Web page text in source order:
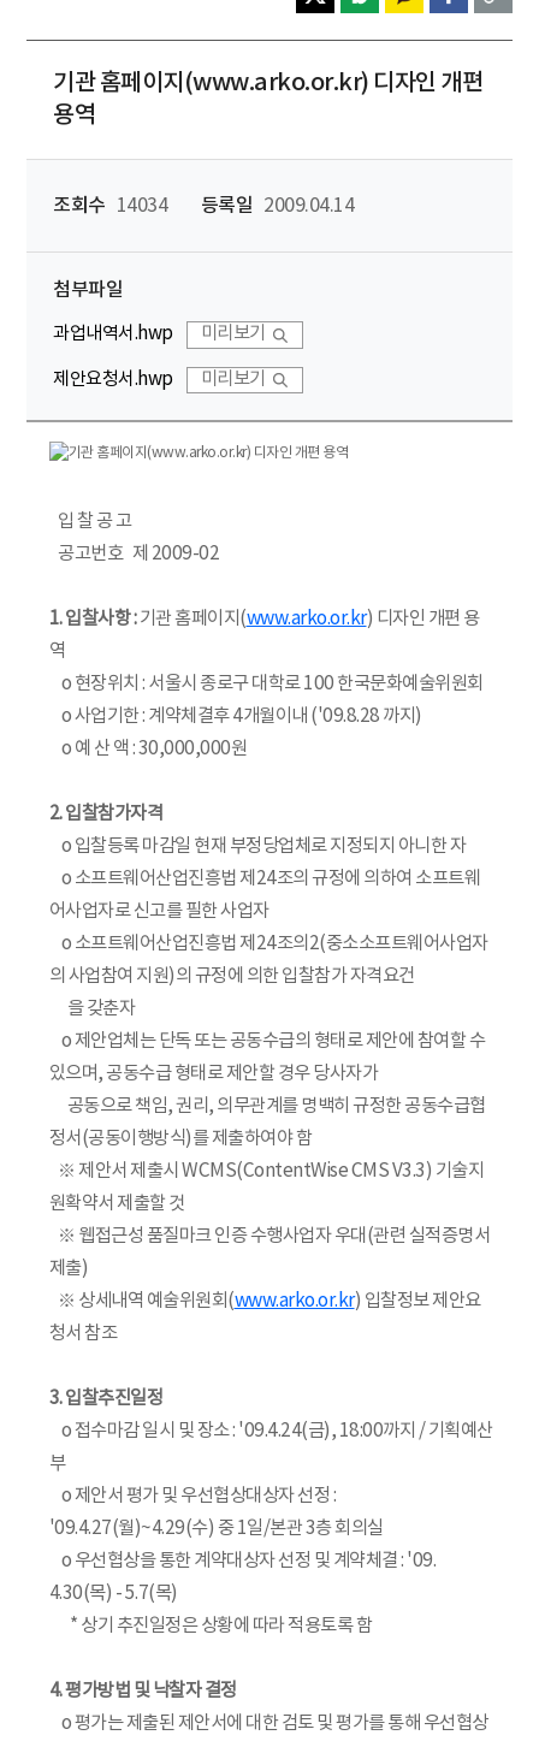
기관 홈페이지(www.arko.or.kr) 디자인 개편
용역
조회수 14034 등록일 2009.04.14
첨부파일
과업내역서.hwp 미리보기
제안요청서.hwp 미리보기
입 찰 공 고
공고번호 제 2009-02
1. 입찰사항 :기관 홈페이지(www.arko.or.kr) 디자인 개편 용
역
o 현장위치 : 서울시 종로구 대학로 100 한국문화예술위원회
o 사업기한 : 계약체결후 4개월이내 ('09.8.28 까지)
o 예 산 액 : 30,000,000원
2. 입찰참가자격
o 입찰등록 마감일 현재 부정당업체로 지정되지 아니한 자
o 소프트웨어산업진흥법 제24조의 규정에 의하여 소프트웨
어사업자로 신고를 필한 사업자
o 소프트웨어산업진흥법 제24조의2(중소소프트웨어사업자
의 사업참여 지원)의 규정에 의한 입찰참가 자격요건
을 갖춘자
o 제안업체는 단독 또는 공동수급의 형태로 제안에 참여할 수
있으며, 공동수급 형태로 제안할 경우 당사자가
공동으로 책임, 권리, 의무관계를 명백히 규정한 공동수급협
정서(공동이행방식)를 제출하여야 함
※ 제안서 제출시 WCMS(ContentWise CMS V3.3) 기술지
원확약서 제출할 것
※ 웹접근성 품질마크 인증 수행사업자 우대(관련 실적증명서
제출)
※ 상세내역 예술위원회(www.arko.or.kr) 입찰정보 제안요
청서 참조
3. 입찰추진일정
o 접수마감 일시 및 장소 : '09.4.24(금), 18:00까지 / 기획예산
부
o 제안서 평가 및 우선협상대상자 선정 :
'09.4.27(월)~4.29(수) 중 1일/본관 3층 회의실
o 우선협상을 통한 계약대상자 선정 및 계약체결 : '09.
4.30(목) - 5.7(목)
* 상기 추진일정은 상황에 따라 적용토록 함
4. 평가방법 및 낙찰자 결정
o 평가는 제출된 제안서에 대한 검토 및 평가를 통해 우선협상